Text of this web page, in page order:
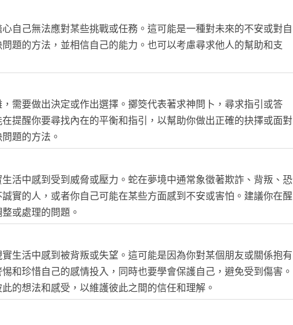
自己無法應對某些挑戰或任務。這可能是一種對未來的不安或對自
題的方法，並相信自己的能力。也可以考慮尋求他人的幫助和支
需要做出決定或作出選擇。擲筊代表著求神問卜，尋求指引或答
提醒你要尋找內在的平衡和指引，以幫助你做出正確的抉擇或面對
題的方法。
活中感到受到威脅或壓力。蛇在夢境中通常象徵著欺詐、背叛、恐
實的人，或者你自己可能在某些方面感到不安或害怕。建議你在醒
或處理的問題。
生活中感到被背叛或失望。這可能是因為你對某個朋友或關係抱有
和珍惜自己的感情投入，同時也要學會保護自己，避免受到傷害。
的想法和感受，以維護彼此之間的信任和理解。